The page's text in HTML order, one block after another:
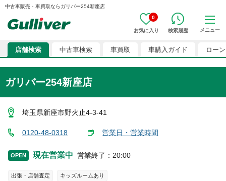
中古車販売・車買取ならガリバー254新座店
0
お気に入り 検索履歴 メニュー
店舗検索 中古車検索 車買取 車購入ガイド ローン
ガリバー254新座店
埼玉県新座市野火止4-3-41
0120-48-0318 営業日・営業時間
OPEN 現在営業中 営業終了 ： 20:00
出張・店舗査定 キッズルームあり